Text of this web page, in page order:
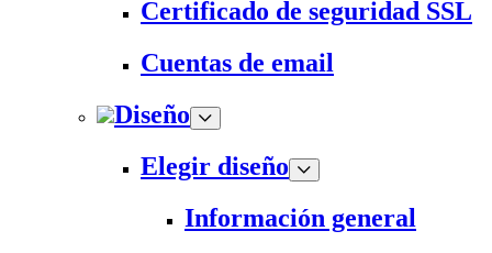
Certificado de seguridad SSL
Cuentas de email
Diseño
Elegir diseño
Información general